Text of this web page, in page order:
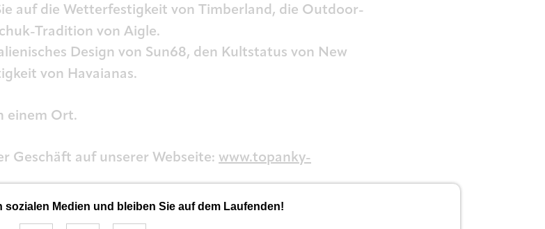
auf die Wetterfestigkeit von Timberland, die Outdoor-
Tradition von Aigle.
Design von Sun68, den Kultstatus von New
von Havaianas.
einem Ort.
Geschäft auf unserer Webseite: www.topanky-
Kanzleistrasse 3 CH - 4313 Möhlin
sozialen Medien und bleiben Sie auf dem Laufenden!